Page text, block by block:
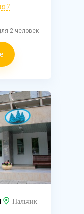
7
2 человек
Нальчик